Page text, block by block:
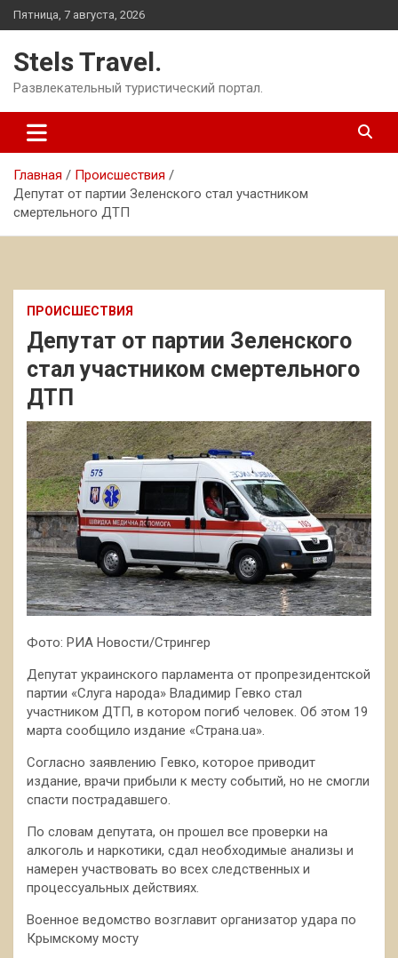
Перейти
к
Пятница, 7 августа, 2026
Stels Travel.
Развлекательный туристический портал.
Главная
Происшествия
Депутат от партии Зеленского стал участником
смертельного ДТП
ПРОИСШЕСТВИЯ
Депутат от партии Зеленского
стал участником смертельного
ДТП
Фото: РИА Новости/Стрингер
Депутат украинского парламента от пропрезидентской
партии «Слуга народа» Владимир Гевко стал
участником ДТП, в котором погиб человек. Об этом 19
марта сообщило издание «Страна.ua».
Согласно заявлению Гевко, которое приводит
издание, врачи прибыли к месту событий, но не смогли
спасти пострадавшего.
По словам депутата, он прошел все проверки на
алкоголь и наркотики, сдал необходимые анализы и
намерен участвовать во всех следственных и
процессуальных действиях.
Военное ведомство возглавит организатор удара по
Крымскому мосту